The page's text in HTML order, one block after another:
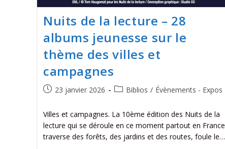
Nuits de la lecture – 28
albums jeunesse sur le
thème des villes et
campagnes
23 janvier 2026 Biblios / Évènements - Expos
Villes et campagnes. La 10ème édition des Nuits de la
lecture qui se déroule en ce moment partout en France
traverse des forêts, des jardins et des routes, foule le…